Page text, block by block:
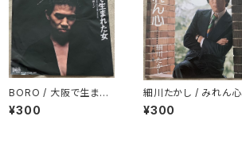
BORO / 大阪で生まれ
た女
¥300
細川たかし / みれん心
¥300